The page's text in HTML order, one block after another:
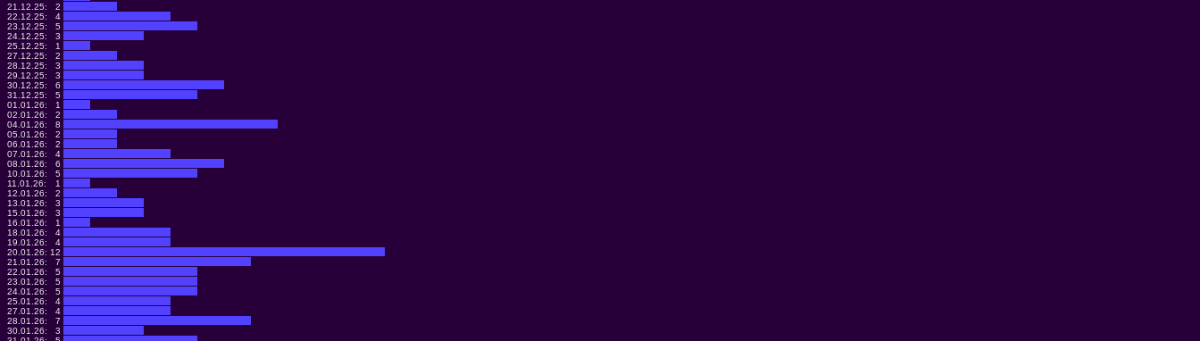
21.12.25:
2
22.12.25:
4
23.12.25:
5
24.12.25:
3
25.12.25:
1
27.12.25:
2
28.12.25:
3
29.12.25:
3
30.12.25:
6
31.12.25:
5
01.01.26:
1
02.01.26:
2
04.01.26:
8
05.01.26:
2
06.01.26:
2
07.01.26:
4
08.01.26:
6
10.01.26:
5
11.01.26:
1
12.01.26:
2
13.01.26:
3
15.01.26:
3
16.01.26:
1
18.01.26:
4
19.01.26:
4
20.01.26: 12
21.01.26:
7
22.01.26:
5
23.01.26:
5
24.01.26:
5
25.01.26:
4
27.01.26:
4
28.01.26:
7
30.01.26:
3